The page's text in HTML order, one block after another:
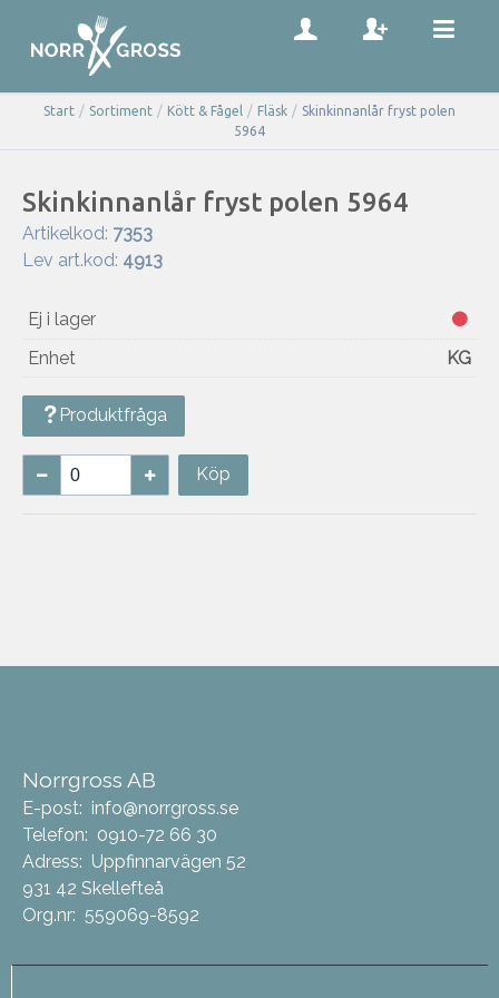
Start / Sortiment / Kött & Fågel / Fläsk / Skinkinnanlår fryst polen
5964
Skinkinnanlår fryst polen 5964
Artikelkod: 7353
Lev art.kod: 4913
Ej i lager
Enhet
KG
Produktfråga
Köp
Norrgross AB
E-post: info@norrgross.se
Telefon: 0910-72 66 30
Adress: Uppfinnarvägen 52
931 42 Skellefteå
Org.nr: 559069-8592